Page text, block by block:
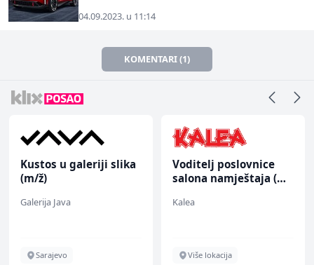
04.09.2023. u 11:14
KOMENTARI (1)
Kustos u galeriji slika
(m/ž)
Galerija Java
Sarajevo
Voditelj poslovnice
salona namještaja (m/
Kalea
Više lokacija